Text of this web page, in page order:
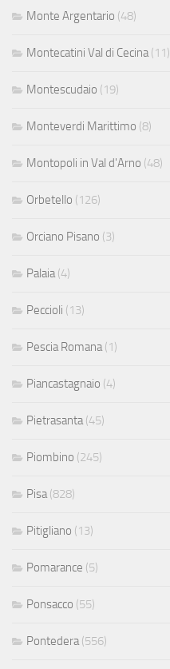
Monte Argentario (48)
Montecatini Val di Cecina (11)
Montescudaio (19)
Monteverdi Marittimo (8)
Montopoli in Val d'Arno (48)
Orbetello (126)
Orciano Pisano (3)
Palaia (4)
Peccioli (13)
Pescia Romana (1)
Piancastagnaio (4)
Pietrasanta (45)
Piombino (245)
Pisa (828)
Pitigliano (13)
Pomarance (5)
Ponsacco (55)
Pontedera (556)